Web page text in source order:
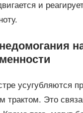
и
усугубляются
трактом. Это